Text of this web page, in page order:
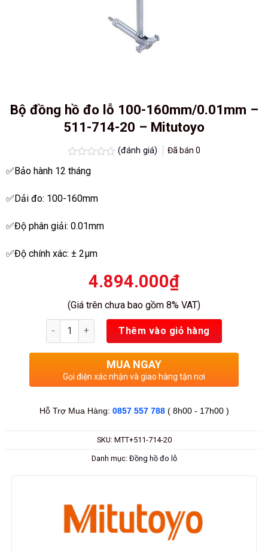
Bộ đồng hồ đo lỗ 100-160mm/0.01mm –
511-714-20 – Mitutoyo
Được
xếp
0.0
5
(đánh giá) Đã bán0
✅Bảo hành 12 tháng
✅Dải đo: 100-160mm
✅Độ phân giải: 0.01mm
✅Độ chính xác: ± 2µm
4.894.000₫
(Giá trên chưa bao gồm 8% VAT)
Số lượng Thêm vào giỏ hàng
MUA NGAY
Gọi điện xác nhận và giao hàng tận nơi
Hỗ Trợ Mua Hàng: 0857 557 788 ( 8h00 - 17h00 )
SKU: MTT+511-714-20
Danh mục: Đồng hồ đo lỗ